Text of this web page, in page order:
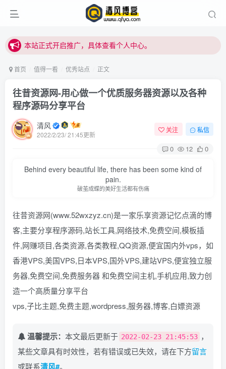
站内下载链接有问题请私信站长 - 清风博客
首页 值得一看 优秀站点 正文
往昔资源网-用心做一个优质服务器资源以及各种
程序源码分享平台
清风
2022/2/23/ 21:45更新
关注 私信
0 12 0
Behind every beautiful life, there has been some kind of
pain.
破茧成蝶的美好生活都有伤痛
往昔资源网(www.52wxzyz.cn)是一家乐享资源记忆点滴的博
客,主要分享程序源码,站长工具,网络技术,免费空间,模板插
件,网赚项目,各类资源,各类教程,QQ资源,便宜国内外vps，如
香港VPS,美国VPS,日本VPS,国外VPS,建站VPS,便宜独立服
务器,免费空间,免费服务器 和免费空间主机,手机应用,致力创
造一个高质量分享平台
vps,子比主题,免费主题,wordpress,服务器,博客,白嫖资源
温馨提示： 本文最后更新于 2022-02-23 21:45:53 ，
某些文章具有时效性，若有错误或已失效，请在下方留言
或联系清风#。